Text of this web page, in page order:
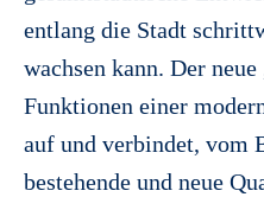
entlang die Stadt
wachsen kann. Der
Funktionen einer
auf und verbindet, vom
bestehende und neue